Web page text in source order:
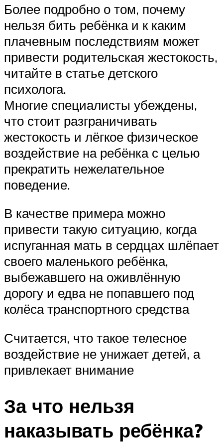
Более подробно о том, почему
нельзя бить ребёнка и к каким
плачевным последствиям может
привести родительская жестокость,
читайте в статье детского
психолога.
Многие специалисты убеждены,
что стоит разграничивать
жестокость и лёгкое физическое
воздействие на ребёнка с целью
прекратить нежелательное
поведение.
В качестве примера можно
привести такую ситуацию, когда
испуганная мать в сердцах шлёпает
своего маленького ребёнка,
выбежавшего на оживлённую
дорогу и едва не попавшего под
колёса транспортного средства
Считается, что такое телесное
воздействие не унижает детей, а
привлекает внимание
За что нельзя
наказывать ребёнка?